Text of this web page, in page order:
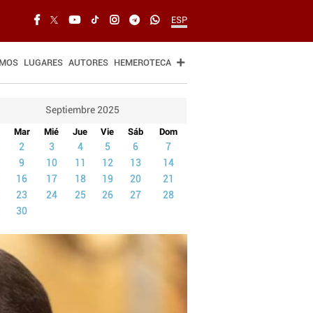
ESP
LUGARES AUTORES HEMEROTECA
Septiembre 2025
Mar Mié Jue Vie Sáb Dom
2 3 4 5 6
7
9 10 12 13
14
16 17 18 19 20
21
23 24 25 26 27
28
30